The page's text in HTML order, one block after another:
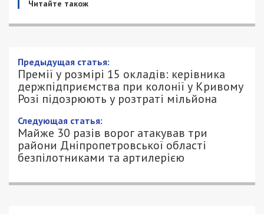
Читайте також
Предыдущая статья:
Премії у розмірі 15 окладів: керівника
держпідприємства при колонії у Кривому
Розі підозрюють у розтраті мільйона
Следующая статья:
Майже 30 разів ворог атакував три
райони Дніпропетровської області
безпілотниками та артилерією